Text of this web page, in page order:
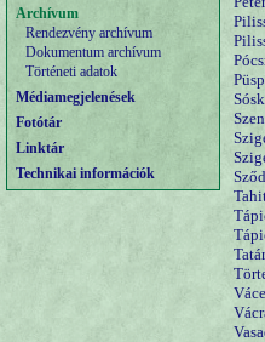
Archívum
Rendezvény archívum
Dokumentum archívum
Történeti adatok
Médiamegjelenések
Fotótár
Linktár
Technikai információk